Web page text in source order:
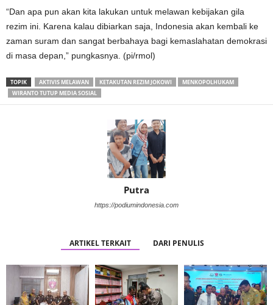
“Dan apa pun akan kita lakukan untuk melawan kebijakan gila
rezim ini. Karena kalau dibiarkan saja, Indonesia akan kembali ke
zaman suram dan sangat berbahaya bagi kemaslahatan demokrasi
di masa depan,” pungkasnya. (pi/rmol)
TOPIK AKTIVIS MELAWAN KETAKUTAN REZIM JOKOWI
MENKOPOLHUKAM
WIRANTO TUTUP MEDIA SOSIAL
Putra
https://podiumindonesia.com
ARTIKEL TERKAIT DARI PENULIS